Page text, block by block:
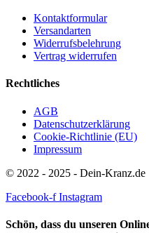
Kontaktformular
Versandarten
Widerrufsbelehrung
Vertrag widerrufen
Rechtliches
AGB
Datenschutzerklärung
Cookie-Richtlinie (EU)
Impressum
© 2022 - 2025 - Dein-Kranz.de
Facebook-f Instagram
Schön, dass du unseren